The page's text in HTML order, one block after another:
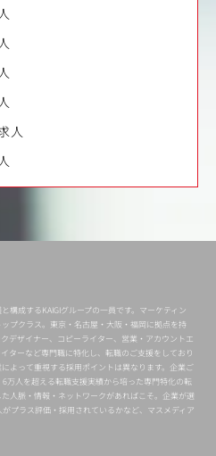
人
構成するKAIGIグループの一員です。マーケティン
プクラス。東京・名古屋・大阪・福岡に拠点を持
デザイナー、コピーライター、営業・アカウントエ
ターなど専門職に特化し、転職のご支援をしており
よって重視する採用ポイントは異なります。企業ご
万人を超える転職支援実績から培った専門特化の転
人脈・情報・ネットワークがあればこそ。企業が選
プラス評価・採用されているかなど、マスメディア